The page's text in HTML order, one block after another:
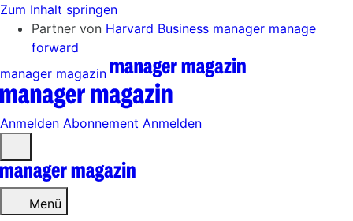
Zum Inhalt springen
Partner von Harvard Business manager manage
forward
manager magazin
Anmelden Abonnement Anmelden
öffnen
Menü